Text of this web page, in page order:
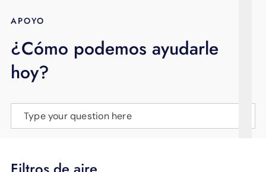
BLOG
APOYO
APOYO
¿Cómo podemos ayudarle
hoy?
Type your question here